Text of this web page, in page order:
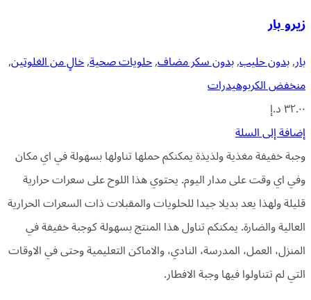
زيرو بار
بار,بدون حليب,بدون سكر مضاف,حلويات صحية,خالٍ من الغلوتين,
منخفض الكربوهيدرات
٣٢.٠٠د.إ
إضافة إلى السلة
وجبة خفيفة مغذية ولذيذة يمكنكم حملها تناولها بسهولة في اي مكان
وفي اي وقت على مدار اليوم. يحتوي هذا اللوح على سعرات حرارية
قليلة ولهذا يعد بديلا جيدا للحلويات والمقبلات ذات السعرات الحرارية
العالية والضارة. يمكنكم تناول هذا المنتج بسهولة كوجبة خفيفة في
المنزل، العمل، المدرسة، النادي، والاماكن التعليمية وحتى في الاوقات
التي لم تتناولوا فيها وجبة الافطار.